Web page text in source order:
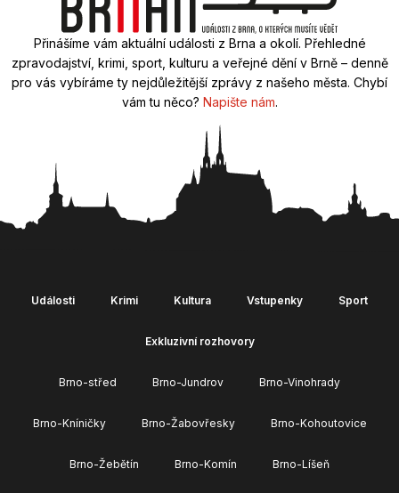
Přinášíme vám aktuální události z Brna a okolí. Přehledné
zpravodajství, krimi, sport, kulturu a veřejné dění v Brně – denně
pro vás vybíráme ty nejdůležitější zprávy z našeho města. Chybí
vám tu něco? Napište nám.
Události Krimi Kultura Vstupenky Sport
Exkluzivní rozhovory
Brno-střed Brno-Jundrov Brno-Vinohrady
Brno-Kníničky Brno-Žabovřesky Brno-Kohoutovice
Brno-Žebětín Brno-Komín Brno-Líšeň